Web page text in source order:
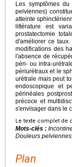
Les symptômes
pelviennes)
atteinte
littérature est
prostatectomie
d'améliorer ce
modifications des
l'absence de
péri- ou intra-
périurétraux et le
urétrale mais peut
endoscopique et
périnéales
précoce et
s'envisager dans le
Le texte complet de
Mots-clés :
Douleurs
Plan